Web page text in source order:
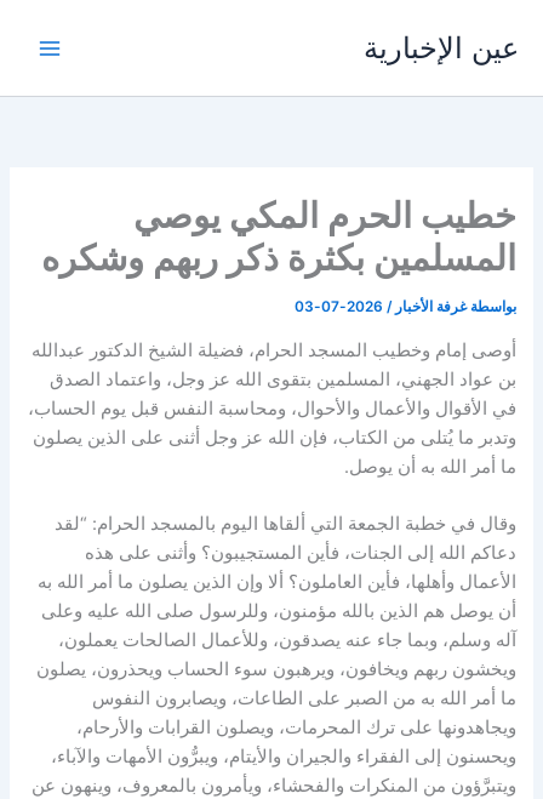
المحتوى
عين الإخبارية
خطيب الحرم المكي يوصي
المسلمين بكثرة ذكر ربهم وشكره
بواسطة غرفة الأخبار/
2026-07-03
أوصى إمام وخطيب المسجد الحرام، فضيلة الشيخ الدكتور عبدالله
بن عواد الجهني، المسلمين بتقوى الله عز وجل، واعتماد الصدق
في الأقوال والأعمال والأحوال، ومحاسبة النفس قبل يوم الحساب،
وتدبر ما يُتلى من الكتاب، فإن الله عز وجل أثنى على الذين يصلون
ما أمر الله به أن يوصل.
وقال في خطبة الجمعة التي ألقاها اليوم بالمسجد الحرام: “لقد
دعاكم الله إلى الجنات، فأين المستجيبون؟ وأثنى على هذه
الأعمال وأهلها، فأين العاملون؟ ألا وإن الذين يصلون ما أمر الله به
أن يوصل هم الذين بالله مؤمنون، وللرسول صلى الله عليه وعلى
آله وسلم، وبما جاء عنه يصدقون، وللأعمال الصالحات يعملون،
ويخشون ربهم ويخافون، ويرهبون سوء الحساب ويحذرون، يصلون
ما أمر الله به من الصبر على الطاعات، ويصابرون النفوس
ويجاهدونها على ترك المحرمات، ويصلون القرابات والأرحام،
ويحسنون إلى الفقراء والجيران والأيتام، ويبرُّون الأمهات والآباء،
ويتبرَّؤون من المنكرات والفحشاء، ويأمرون بالمعروف، وينهون عن